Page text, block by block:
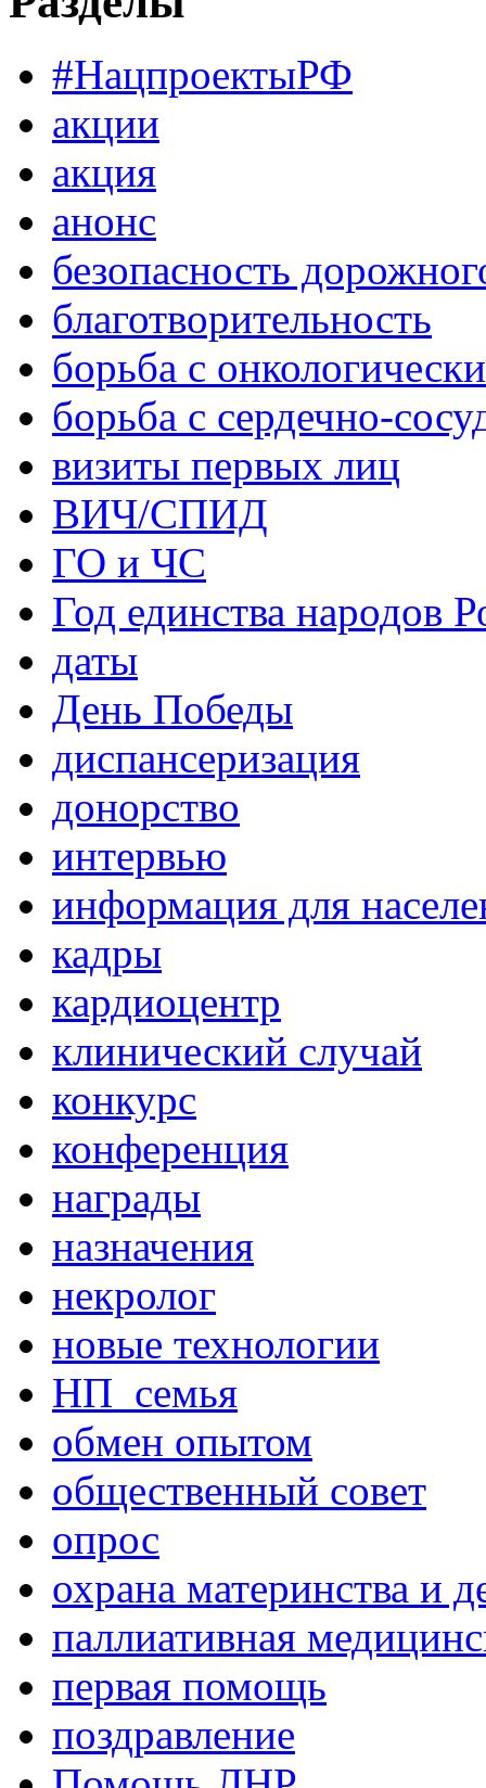
#НацпроектыРФ
акции
акция
анонс
безопасность
благотворительность
борьба с
борьба с сердечно-
визиты первых лиц
ВИЧ/СПИД
ГО и ЧС
Год единства народов
даты
День Победы
диспансеризация
донорство
интервью
информация для
кадры
кардиоцентр
клинический случай
конкурс
конференция
награды
назначения
некролог
новые технологии
НП_семья
обмен опытом
общественный совет
опрос
охрана материнства и
паллиативная
первая помощь
поздравление